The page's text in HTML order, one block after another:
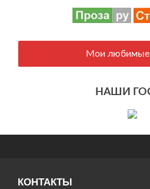
Мои любимые
НАШИ
КОНТАКТЫ